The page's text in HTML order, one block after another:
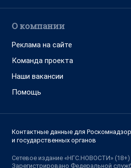
О компании
Реклама на сайте
Команда проекта
Наши вакансии
Помощь
Контактные данные для
и государственных органов
Сетевое издание «НГС.НОВОСТИ» (18+)
Зарегистрировано Федеральной